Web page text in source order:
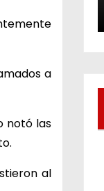
a
notó las
al